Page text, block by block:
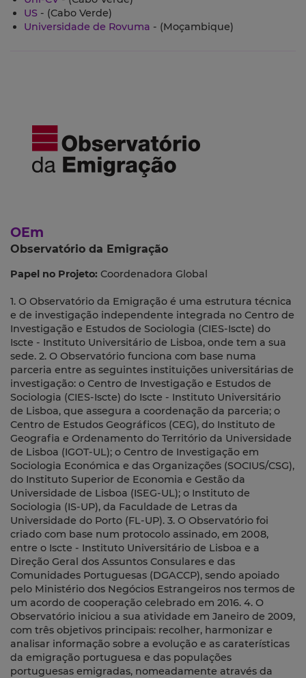
US - (Cabo Verde)
Universidade de Rovuma - (Moçambique)
OEm
Observatório da Emigração
Papel no Projeto: Coordenadora Global
1. O Observatório da Emigração é uma estrutura técnica
e de investigação independente integrada no Centro de
Investigação e Estudos de Sociologia (CIES-Iscte) do
Iscte - Instituto Universitário de Lisboa, onde tem a sua
sede. 2. O Observatório funciona com base numa
parceria entre as seguintes instituições universitárias de
investigação: o Centro de Investigação e Estudos de
Sociologia (CIES-Iscte) do Iscte - Instituto Universitário
de Lisboa, que assegura a coordenação da parceria; o
Centro de Estudos Geográficos (CEG), do Instituto de
Geografia e Ordenamento do Território da Universidade
de Lisboa (IGOT-UL); o Centro de Investigação em
Sociologia Económica e das Organizações (SOCIUS/CSG),
do Instituto Superior de Economia e Gestão da
Universidade de Lisboa (ISEG-UL); o Instituto de
Sociologia (IS-UP), da Faculdade de Letras da
Universidade do Porto (FL-UP). 3. O Observatório foi
criado com base num protocolo assinado, em 2008,
entre o Iscte - Instituto Universitário de Lisboa e a
Direção Geral dos Assuntos Consulares e das
Comunidades Portuguesas (DGACCP), sendo apoiado
pelo Ministério dos Negócios Estrangeiros nos termos de
um acordo de cooperação celebrado em 2016. 4. O
Observatório iniciou a sua atividade em Janeiro de 2009,
com três objetivos principais: recolher, harmonizar e
analisar informação sobre a evolução e as caraterísticas
da emigração portuguesa e das populações
portuguesas emigradas, nomeadamente através da